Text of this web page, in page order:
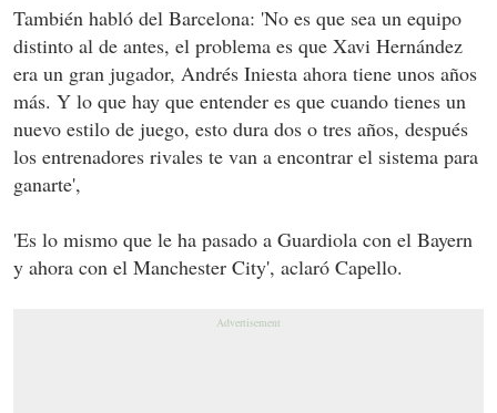
También habló del Barcelona: 'No es que sea un equipo
distinto al de antes, el problema es que Xavi Hernández
era un gran jugador, Andrés Iniesta ahora tiene unos años
más. Y lo que hay que entender es que cuando tienes un
nuevo estilo de juego, esto dura dos o tres años, después
los entrenadores rivales te van a encontrar el sistema para
ganarte',
'Es lo mismo que le ha pasado a Guardiola con el Bayern
y ahora con el Manchester City', aclaró Capello.